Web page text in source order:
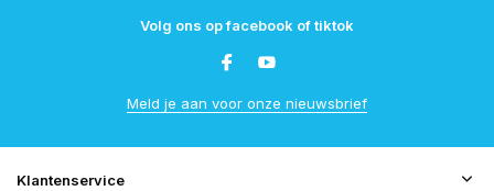
Volg ons op facebook of tiktok
Meld je aan voor onze nieuwsbrief
Klantenservice